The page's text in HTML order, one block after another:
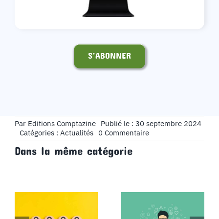
S’ABONNER
Par Editions Comptazine Publié le : 30 septembre 2024
Catégories : Actualités 0 Commentaireon
Cours
complète
pour
Dans la même catégorie